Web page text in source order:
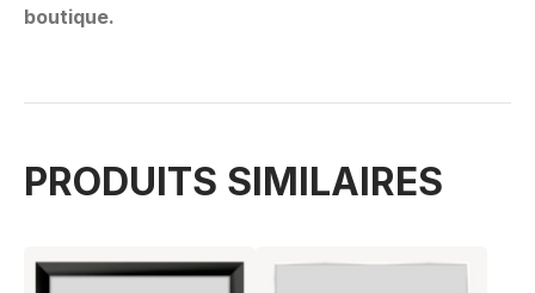
boutique.
PRODUITS SIMILAIRES